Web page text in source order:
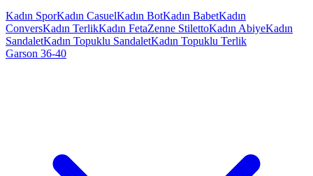
Kadın SporKadın CasuelKadın BotKadın BabetKadın
ConversKadın TerlikKadın FetaZenne StilettoKadın AbiyeKadın
SandaletKadın Topuklu SandaletKadın Topuklu Terlik
Garson 36-40